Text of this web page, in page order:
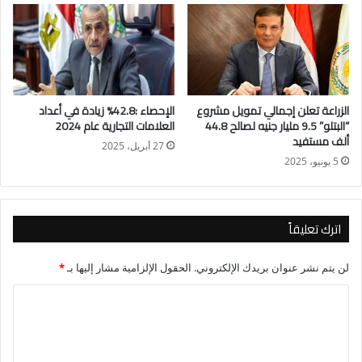
– الكبدة البلدي 350 إلى 400 جنيهًا .
-الكبدة الضأن 350 جنيهًا للكيلو.
جدير بالذكر أن المنافذ التى وفرتها القوات المسلحة ووزارات
الزراعة والداخلية والتموين ساهمت بشكل فعال في توافر اللحوم
بشكل كبير في الأسواق، والتي يتم طرحها بشكل مستمر وبأسعار
مخفضة ، مما جعل شريحة كبيرة من المواطنين يفضلون شراء
الزراعة تعلن إجمالي تمويل مشروع
“البتلو” 9.5 مليار جنيه لصالح 44.8
ألف مستفيد
5 يونيو، 2025
الإحصاء :42.8% زيادة في أعداد
العلامات التجارية عام 2024
27 أبريل، 2025
اترك تعليقاً
لن يتم نشر عنوان بريدك الإلكتروني. الحقول الإلزامية مشار إليها بـ*